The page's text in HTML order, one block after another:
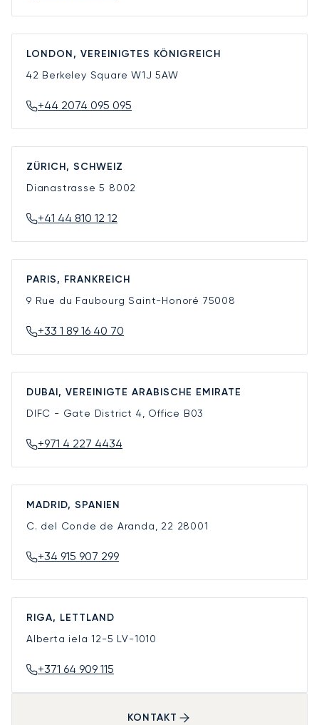
LONDON, VEREINIGTES KÖNIGREICH
42 Berkeley SquareW1J 5AW
+44 2074 095 095
ZÜRICH, SCHWEIZ
Dianastrasse 5 8002
+41 44 810 12 12
PARIS, FRANKREICH
9 Rue du Faubourg Saint-Honoré 75008
+33 1 89 16 40 70
DUBAI, VEREINIGTE ARABISCHE EMIRATE
DIFC - Gate District 4, Office B03
+971 4 227 4434
MADRID, SPANIEN
C. del Conde de Aranda, 22 28001
+34 915 907 299
RIGA, LETTLAND
Alberta iela 12-5 LV-1010
+371 64 909 115
KONTAKT